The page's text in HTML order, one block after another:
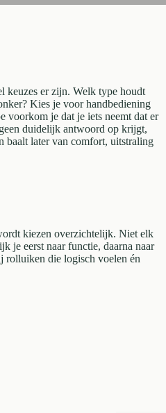
keuzes er zijn. Welk type houdt
Kies je voor handbediening
voorkom je dat je iets neemt dat er
duidelijk antwoord op krijgt,
baalt later van comfort, uitstraling
kiezen overzichtelijk. Niet elk
je eerst naar functie, daarna naar
die logisch voelen én